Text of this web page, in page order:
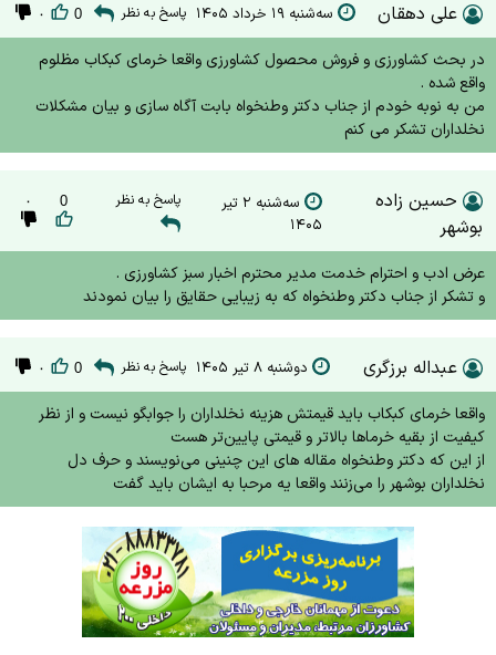
علی دهقان سه‌شنبه ۱۹ خرداد ۱۴۰۵ پاسخ به نظر 0 ۰
در بحث کشاورزی و فروش محصول کشاورزی واقعا خرمای کبکاب مظلوم
واقع شده .
من به نوبه خودم از جناب دکتر وطنخواه بابت آگاه سازی و بیان مشکلات
نخلداران تشکر می کنم
حسین زاده
بوشهر
سه‌شنبه ۲ تیر
۱۴۰۵
پاسخ به نظر 0 ۰
عرض ادب و احترام خدمت مدیر محترم اخبار سبز کشاورزی .
و تشکر از جناب دکتر وطنخواه که به زیبایی حقایق را بیان نمودند
عبداله برزگری دوشنبه ۸ تیر ۱۴۰۵ پاسخ به نظر 0 ۰
واقعا خرمای کبکاب باید قیمتش هزینه نخلداران را جوابگو نیست و از نظر
کیفیت از بقیه خرماها بالاتر و قیمتی پایین‌تر هست
از این که دکتر وطنخواه مقاله های این چنینی می‌نویسند و حرف دل
نخلداران بوشهر را می‌زنند واقعا یه مرحبا به ایشان باید گفت